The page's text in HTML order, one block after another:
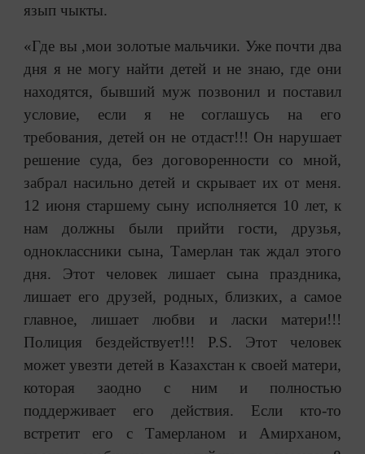
язып чыкты.
«Где вы ,мои золотые мальчики. Уже почти два
дня я не могу найти детей и не знаю, где они
находятся, бывший муж позвонил и поставил
условие, если я не соглашусь на его
требования, детей он не отдаст!!! Он нарушает
решение суда, без договоренности со мной,
забрал насильно детей и скрывает их от меня.
12 июня старшему сыну исполняется 10 лет, к
нам должны были прийти гости, друзья,
одноклассники сына, Тамерлан так ждал этого
дня. Этот человек лишает сына праздника,
лишает его друзей, родных, близких, а самое
главное, лишает любви и ласки матери!!!
Полиция бездействует!!! P.S. Этот человек
может увезти детей в Казахстан к своей матери,
которая заодно с ним и полностью
поддерживает его действия. Если кто-то
встретит его с Тамерланом и Амирханом,